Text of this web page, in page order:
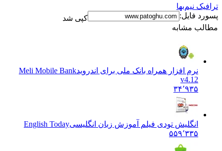
ترافیک نیم‌بها
پسورد فایل:
کپی شد
مطالب مشابه
نرم افزار همراه بانک ملی برای اندرویدMeli Mobile Bank
v4.12
۳۴٬۹۳۵
انگلیش تودی فیلم آموزش زبان انگليسیEnglish Today
۵۵۹٬۳۳۵